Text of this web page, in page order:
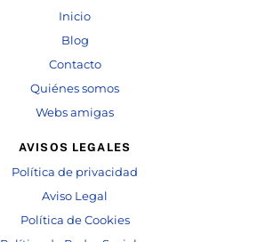
Inicio
Blog
Contacto
Quiénes somos
Webs amigas
AVISOS LEGALES
Política de privacidad
Aviso Legal
Política de Cookies